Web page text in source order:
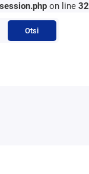
on line 32
Otsi